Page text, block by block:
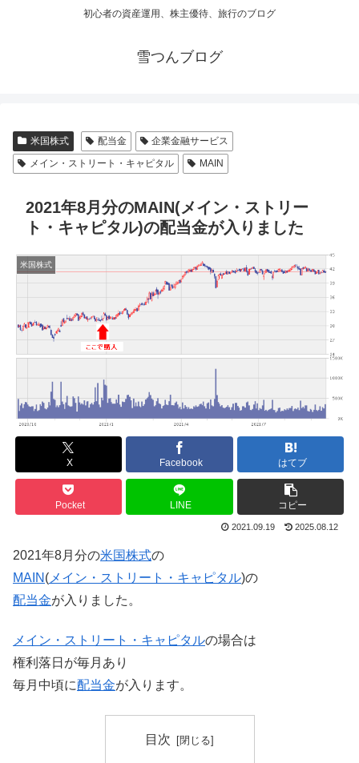
初心者の資産運用、株主優待、旅行のブログ
雪つんブログ
米国株式 配当金
企業金融サービス
メイン・ストリート・キャピタル
MAIN
2021年8月分のMAIN(メイン・ストリー
ト・キャピタル)の配当金が入りました
米国株式
X Facebook はてブ
Pocket LINE コピー
2021.09.19 2025.08.12
2021年8月分の米国株式の
MAIN ( メイン・ストリート・キャピタル)の
配当金が入りました。
メイン・ストリート・キャピタルの場合は
権利落日が毎月あり
毎月中頃に配当金が入ります。
目次